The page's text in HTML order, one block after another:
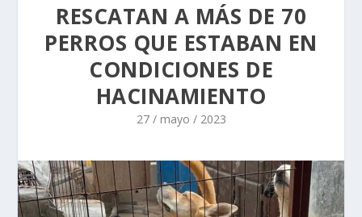
RESCATAN A MÁS DE 70
PERROS QUE ESTABAN EN
CONDICIONES DE
HACINAMIENTO
27 / mayo / 2023